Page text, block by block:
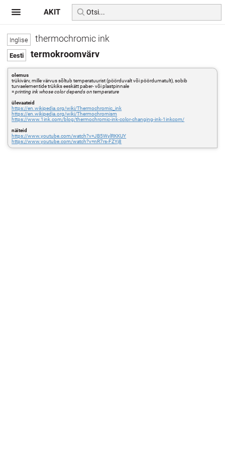
thermochromic ink
termokroomvärv
olemus
trükivärv, mille värvus sõltub temperatuurist (pöörduvalt või pöördumatult), sobib
turvaelementide trükiks eeskätt paber- või plastpinnale
=printing ink whose color depends on temperature
ülevaateid
https://en.wikipedia.org/wiki/Thermochromic_ink
https://en.wikipedia.org/wiki/Thermochromism
https://www.1ink.com/blog/thermochromic-ink-color-changing-ink-1inkcom/
näiteid
https://www.youtube.com/watch?v=JB5WylRKKUY
https://www.youtube.com/watch?v=nR7rs-FZYj8
AKIT